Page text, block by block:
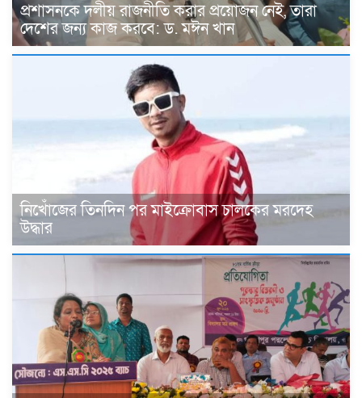
প্রশাসনকে দলীয় রাজনীতি করার প্রয়োজন নেই, তারা
দেশের জন্য কাজ করবে: ড. মঈন খান
নিখোঁজের তিনদিন পর মাইক্রোবাস চালকের মরদেহ
উদ্ধার